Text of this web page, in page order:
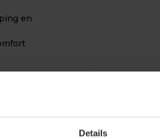
Details
en
grip op diverse